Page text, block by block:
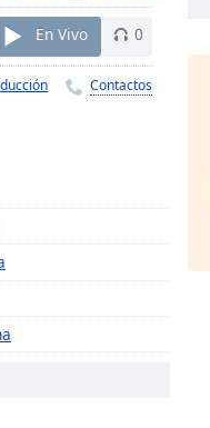
En Vivo 0
Contactos